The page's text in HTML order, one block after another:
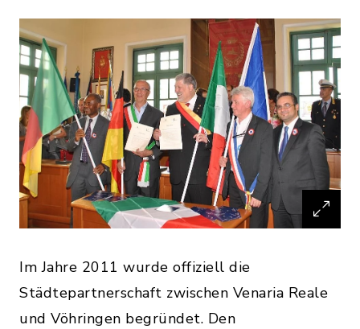
Im Jahre 2011 wurde offiziell die
Städtepartnerschaft zwischen Venaria Reale
und Vöhringen begründet. Den